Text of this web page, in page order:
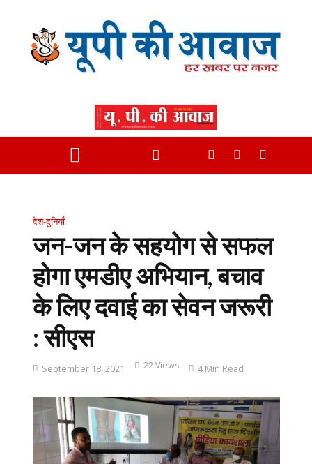
देश-दुनियाँ
जन-जन के सहयोग से सफल
होगा एमडीए अभियान, बचाव
के लिए दवाई का सेवन जरूरी
: सीएस
September 18, 2021 22 Views 4 Min Read